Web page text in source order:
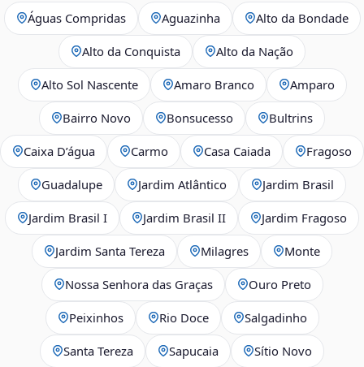
Águas Compridas Aguazinha Alto da Bondade
Alto da Conquista Alto da Nação
Alto Sol Nascente Amaro Branco Amparo
Bairro Novo Bonsucesso Bultrins
Caixa D’água Carmo Casa Caiada Fragoso
Guadalupe Jardim Atlântico Jardim Brasil
Jardim Brasil I Jardim Brasil II Jardim Fragoso
Jardim Santa Tereza Milagres Monte
Nossa Senhora das Graças Ouro Preto
Peixinhos Rio Doce Salgadinho
Santa Tereza Sapucaia Sítio Novo